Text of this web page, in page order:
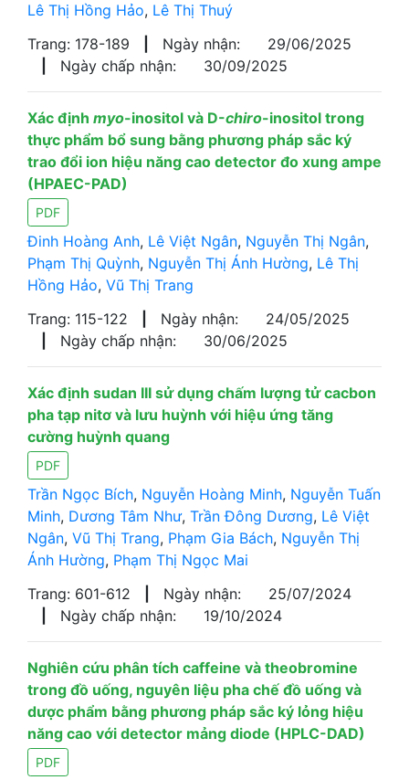
Lê Thị Hồng Hảo, Lê Thị Thuý
Trang: 178-189
Ngày nhận:
29/06/2025
Ngày chấp nhận: 30/09/2025
Xác định myo-inositol và D-chiro-inositol trong
thực phẩm bổ sung bằng phương pháp sắc ký
trao đổi ion hiệu năng cao detector đo xung ampe
(HPAEC-PAD)
PDF
Đinh Hoàng Anh, Lê Việt Ngân, Nguyễn Thị Ngân,
Phạm Thị Quỳnh, Nguyễn Thị Ánh Hường, Lê Thị
Hồng Hảo, Vũ Thị Trang
Trang: 115-122
Ngày nhận:
24/05/2025
Ngày chấp nhận: 30/06/2025
Xác định sudan III sử dụng chấm lượng tử cacbon
pha tạp nitơ và lưu huỳnh với hiệu ứng tăng
cường huỳnh quang
PDF
Trần Ngọc Bích, Nguyễn Hoàng Minh, Nguyễn Tuấn
Minh, Dương Tâm Như, Trần Đông Dương, Lê Việt
Ngân, Vũ Thị Trang, Phạm Gia Bách, Nguyễn Thị
Ánh Hường, Phạm Thị Ngọc Mai
Trang: 601-612
Ngày nhận:
25/07/2024
Ngày chấp nhận: 19/10/2024
Nghiên cứu phân tích caffeine và theobromine
trong đồ uống, nguyên liệu pha chế đồ uống và
dược phẩm bằng phương pháp sắc ký lỏng hiệu
năng cao với detector mảng diode (HPLC-DAD)
PDF